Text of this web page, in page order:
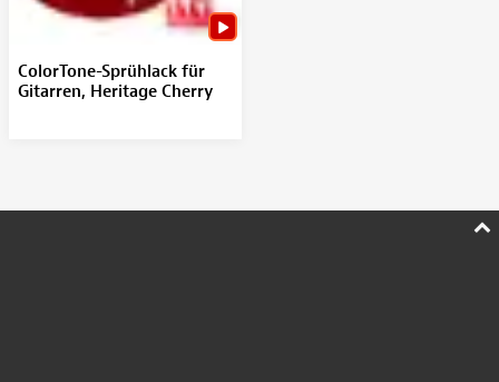
ColorTone-Sprühlack für
Gitarren, Heritage Cherry